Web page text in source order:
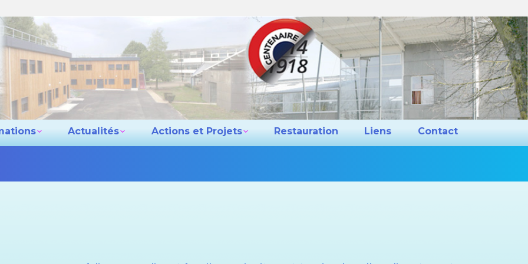
Actualités Actions et Projets Restauration Liens Contact
êtes
lycée Actions et Projets Restauration Liens
Contact